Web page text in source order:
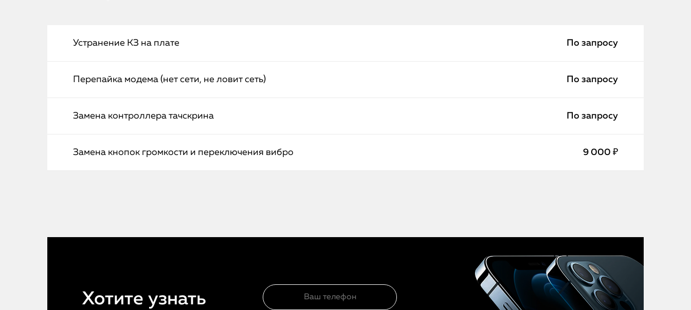
Устранение КЗ на плате По запросу
Перепайка модема (нет сети, не ловит сеть) По запросу
Замена контроллера тачскрина По запросу
Замена кнопок громкости и переключения вибро 9 000 ₽
Хотите узнать